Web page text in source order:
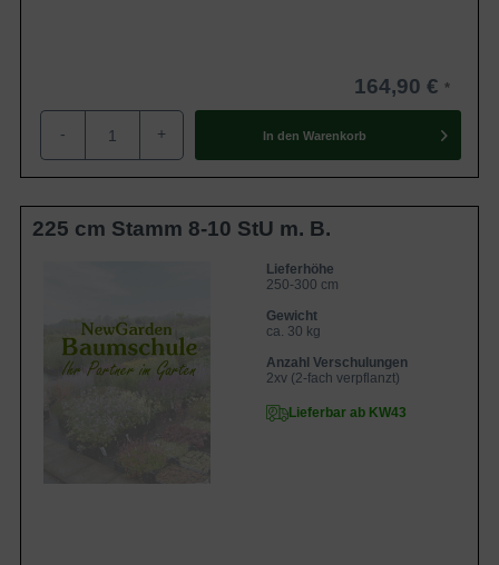
164,90 €
- + In den Warenkorb
225 cm Stamm 8-10 StU m. B.
Lieferhöhe
250-300 cm
Gewicht
ca. 30 kg
Anzahl Verschulungen
2xv (2-fach verpflanzt)
Lieferbar ab KW43